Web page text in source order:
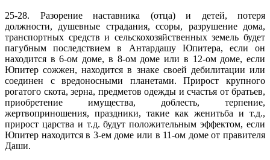
25-28. Разорение наставника (отца) и детей, потеря
должности, душевные страдания, ссоры, разрушение дома,
транспортных средств и сельскохозяйственных земель будет
пагубным последствием в Антардашу Юпитера, если он
находится в 6-ом доме, в 8-ом доме или в 12-ом доме, если
Юпитер сожжен, находится в знаке своей дебилитации или
соединен с вредоносными планетами. Прирост крупного
рогатого скота, зерна, предметов одежды и счастья от братьев,
приобретение имущества, доблесть, терпение,
жертвоприношения, праздники, такие как женитьба и т.д.,
прирост царства и т.д. будут положительным эффектом, если
Юпитер находится в 3-ем доме или в 11-ом доме от правителя
Даши.